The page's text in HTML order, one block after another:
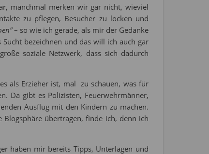
manchmal merken wir gar nicht, wieviel
zu pflegen, Besucher zu locken und
– so wie ich gerade, als mir der Gedanke
bezeichnen und das will ich auch gar
soziale Netzwerk, dass sich dadurch
als Erzieher ist, mal zu schauen, was für
Da gibt es Polizisten, Feuerwehrmänner,
Ausflug mit den Kindern zu machen.
übertragen, finde ich, denn ich
haben mir bereits Tipps, Unterlagen und